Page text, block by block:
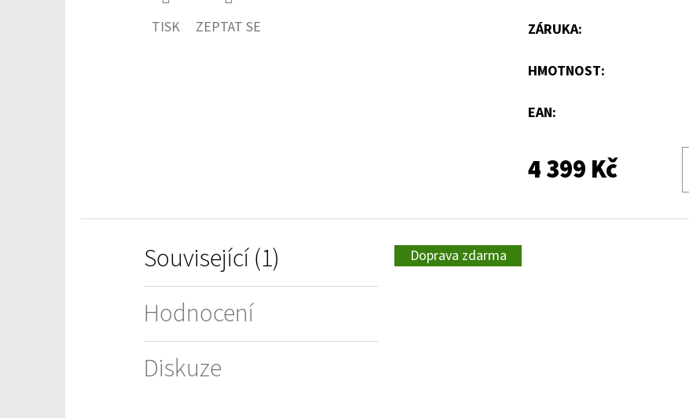
TISK ZEPTAT SE ZÁRUKA:
HMOTNOST:
EAN:
4 399 Kč
Související (1)
Hodnocení
Diskuze
Doprava zdarma